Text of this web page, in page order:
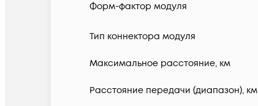
Форм-фактор модуля
Тип коннектора модуля
Максимальное расстояние, км
Расстояние передачи (диапазон), км